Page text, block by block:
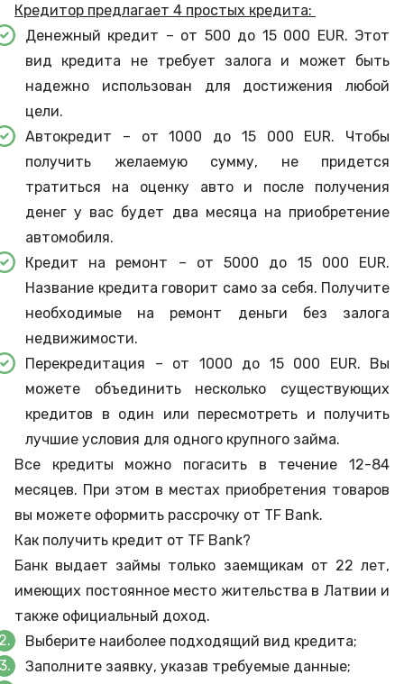
Кредитор предлагает 4 простых кредита:
Денежный кредит – от 500 до 15 000 EUR. Этот
вид кредита не требует залога и может быть
надежно использован для достижения любой
цели.
Автокредит – от 1000 до 15 000 EUR. Чтобы
получить желаемую сумму, не придется
тратиться на оценку авто и после получения
денег у вас будет два месяца на приобретение
автомобиля.
Кредит на ремонт – от 5000 до 15 000 EUR.
Название кредита говорит само за себя. Получите
необходимые на ремонт деньги без залога
недвижимости.
Перекредитация – от 1000 до 15 000 EUR. Вы
можете объединить несколько существующих
кредитов в один или пересмотреть и получить
лучшие условия для одного крупного займа.
Все кредиты можно погасить в течение 12-84
месяцев. При этом в местах приобретения товаров
вы можете оформить рассрочку от TF Bank.
Как получить кредит от TF Bank?
Банк выдает займы только заемщикам от 22 лет,
имеющих постоянное место жительства в Латвии и
также официальный доход.
Выберите наиболее подходящий вид кредита;
Заполните заявку, указав требуемые данные;